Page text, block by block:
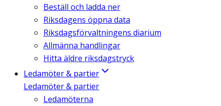
Beställ och ladda ner
Riksdagens öppna data
Riksdagsförvaltningens diarium
Allmänna handlingar
Hitta äldre riksdagstryck
Ledamöter & partier
Ledamöter & partier
Ledamöterna